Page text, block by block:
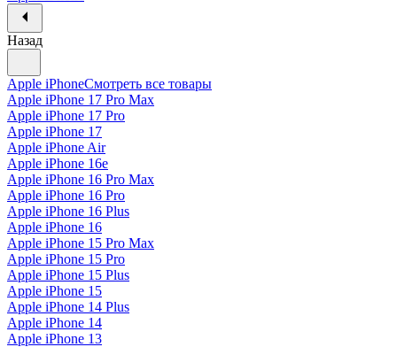
Назад
Apple iPhoneСмотреть все товары
Apple iPhone 17 Pro Max
Apple iPhone 17 Pro
Apple iPhone 17
Apple iPhone Air
Apple iPhone 16e
Apple iPhone 16 Pro Max
Apple iPhone 16 Pro
Apple iPhone 16 Plus
Apple iPhone 16
Apple iPhone 15 Pro Max
Apple iPhone 15 Pro
Apple iPhone 15 Plus
Apple iPhone 15
Apple iPhone 14 Plus
Apple iPhone 14
Apple iPhone 13